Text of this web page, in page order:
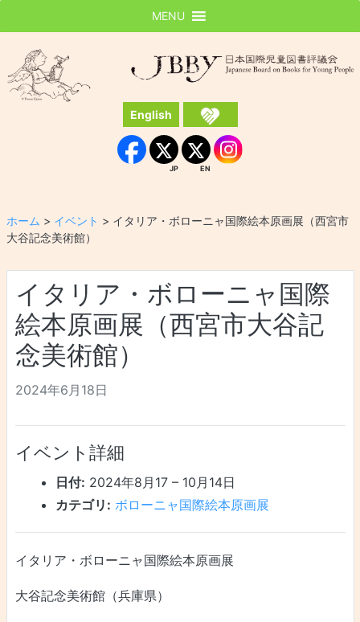
JBBY
English
Facebook
JP
JP
EN
EN Instagram
MENU
ホーム > イベント > イタリア・ボローニャ国際絵本原画展（西宮市
大谷記念美術館）
イタリア・ボローニャ国際
絵本原画展（西宮市大谷記
念美術館）
2024年6月18日
イベント詳細
日付: 2024年8月17– 10月14日
カテゴリ: ボローニャ国際絵本原画展
イタリア・ボローニャ国際絵本原画展
大谷記念美術館（兵庫県）